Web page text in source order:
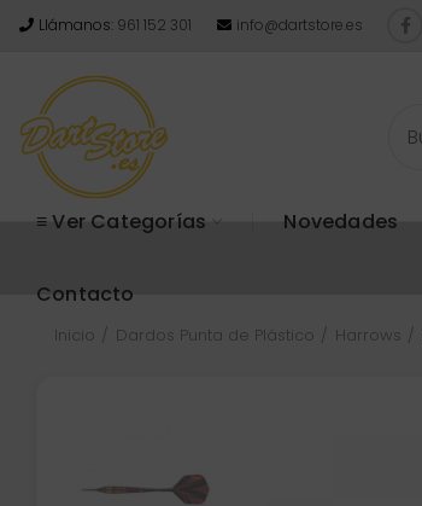
Llámanos: 961 152 301 info@dartstore.es
≡ Ver Categorías Novedades
Contacto
Inicio Dardos Punta de Plástico Harrows